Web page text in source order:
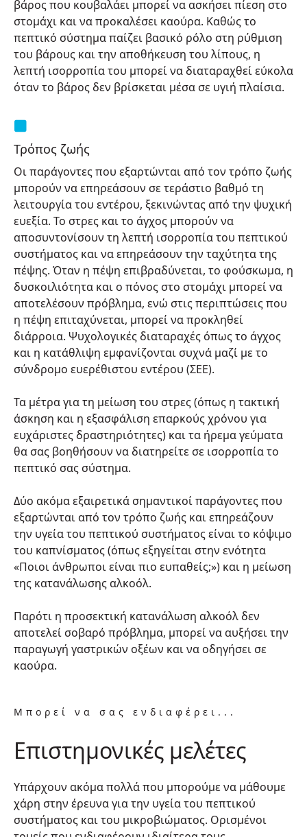
βάρος που κουβαλάει μπορεί να ασκήσει πίεση στο
στομάχι και να προκαλέσει καούρα. Καθώς το
πεπτικό σύστημα παίζει βασικό ρόλο στη ρύθμιση
του βάρους και την αποθήκευση του λίπους, η
λεπτή ισορροπία του μπορεί να διαταραχθεί εύκολα
όταν το βάρος δεν βρίσκεται μέσα σε υγιή πλαίσια.
Τρόπος ζωής
Οι παράγοντες που εξαρτώνται από τον τρόπο ζωής
μπορούν να επηρεάσουν σε τεράστιο βαθμό τη
λειτουργία του εντέρου, ξεκινώντας από την ψυχική
ευεξία. Το στρες και το άγχος μπορούν να
αποσυντονίσουν τη λεπτή ισορροπία του πεπτικού
συστήματος και να επηρεάσουν την ταχύτητα της
πέψης. Όταν η πέψη επιβραδύνεται, το φούσκωμα, η
δυσκοιλιότητα και ο πόνος στο στομάχι μπορεί να
αποτελέσουν πρόβλημα, ενώ στις περιπτώσεις που
η πέψη επιταχύνεται, μπορεί να προκληθεί
διάρροια. Ψυχολογικές διαταραχές όπως το άγχος
και η κατάθλιψη εμφανίζονται συχνά μαζί με το
σύνδρομο ευερέθιστου εντέρου (ΣΕΕ).
Τα μέτρα για τη μείωση του στρες (όπως η τακτική
άσκηση και η εξασφάλιση επαρκούς χρόνου για
ευχάριστες δραστηριότητες) και τα ήρεμα γεύματα
θα σας βοηθήσουν να διατηρείτε σε ισορροπία το
πεπτικό σας σύστημα.
Δύο ακόμα εξαιρετικά σημαντικοί παράγοντες που
εξαρτώνται από τον τρόπο ζωής και επηρεάζουν
την υγεία του πεπτικού συστήματος είναι το κόψιμο
του καπνίσματος (όπως εξηγείται στην ενότητα
«Ποιοι άνθρωποι είναι πιο ευπαθείς;») και η μείωση
της κατανάλωσης αλκοόλ.
Παρότι η προσεκτική κατανάλωση αλκοόλ δεν
αποτελεί σοβαρό πρόβλημα, μπορεί να αυξήσει την
παραγωγή γαστρικών οξέων και να οδηγήσει σε
καούρα.
Μπορεί να σας ενδιαφέρει...
Επιστημονικές μελέτες
Υπάρχουν ακόμα πολλά που μπορούμε να μάθουμε
χάρη στην έρευνα για την υγεία του πεπτικού
συστήματος και του μικροβιώματος. Ορισμένοι